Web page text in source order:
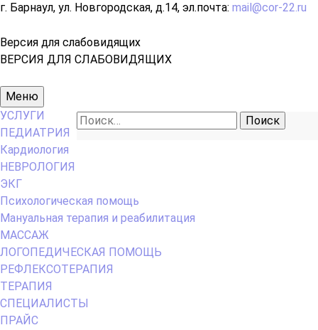
г. Барнаул, ул. Новгородская, д.14, эл.почта: mail@cor-22.ru
Версия для слабовидящих
ВЕРСИЯ ДЛЯ СЛАБОВИДЯЩИХ
Основное
меню
Меню
Найти:
УСЛУГИ
ПЕДИАТРИЯ
Кардиология
НЕВРОЛОГИЯ
ЭКГ
Психологическая помощь
Мануальная терапия и реабилитация
МАССАЖ
ЛОГОПЕДИЧЕСКАЯ ПОМОЩЬ
РЕФЛЕКСОТЕРАПИЯ
ТЕРАПИЯ
СПЕЦИАЛИСТЫ
ПРАЙС